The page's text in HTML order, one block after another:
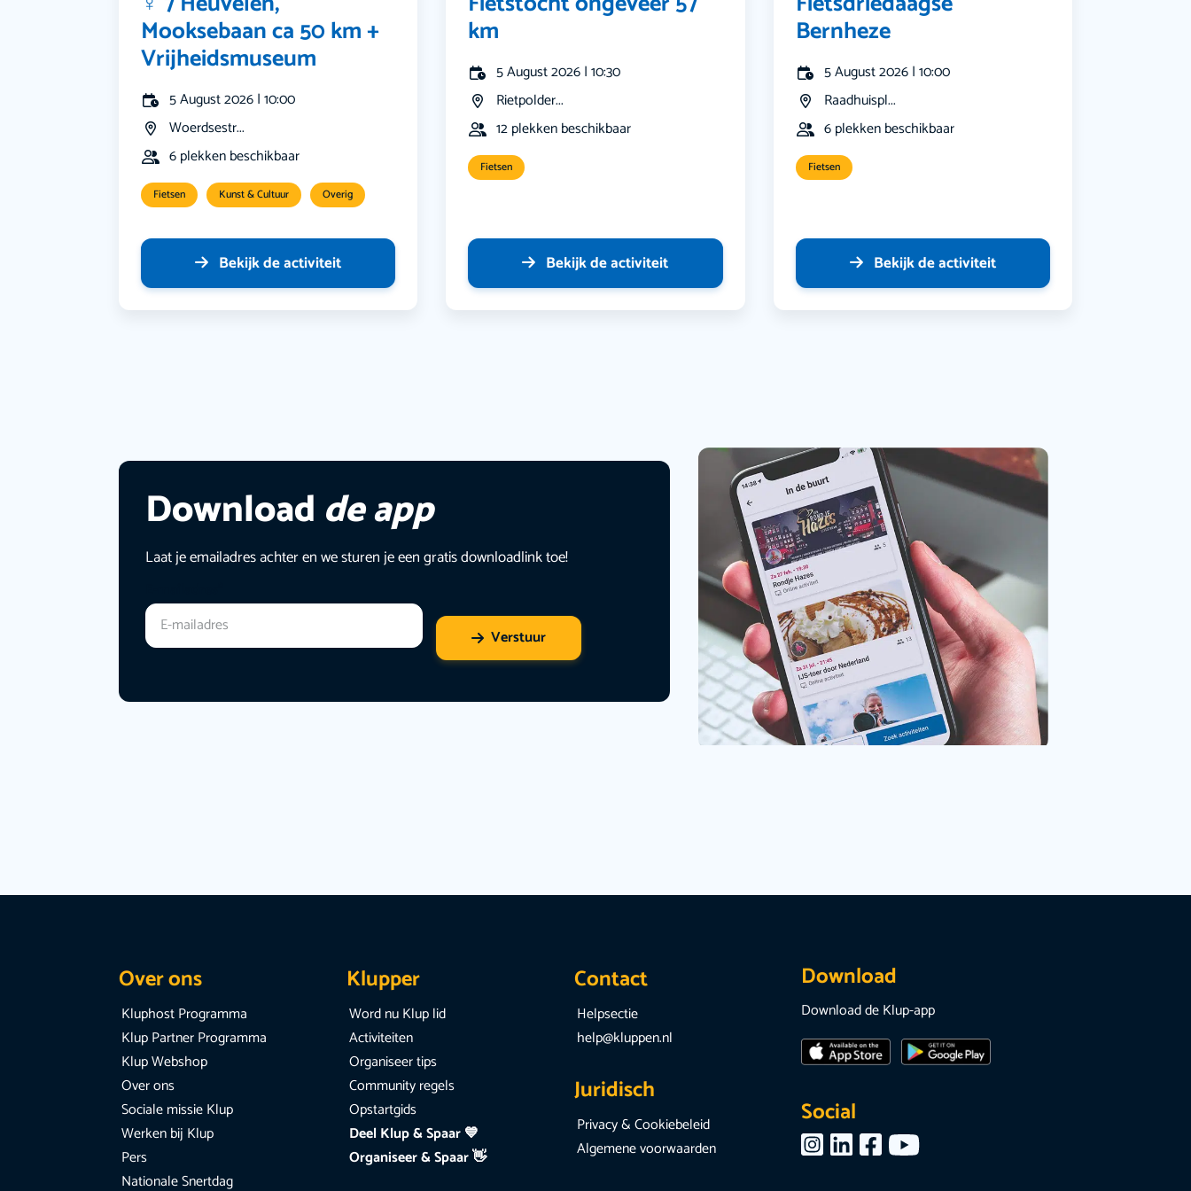
Mooksebaan ca 50 km +
Vrijheidsmuseum
5 August 2026 | 10:00
Woerdsestr...
6 plekken beschikbaar
Fietsen Kunst & Cultuur Overig
Bekijk de activiteit
km
5 August 2026 | 10:30
Rietpolder...
12 plekken beschikbaar
Fietsen
Bekijk de activiteit
Bernheze
5 August 2026 | 10:00
Raadhuispl...
6 plekken beschikbaar
Fietsen
Bekijk de activiteit
Download de app
Laat je emailadres achter en we sturen je een gratis downloadlink toe!
Verstuur
Over ons
Kluphost Programma
Klup Partner Programma
Klup Webshop
Over ons
Sociale missie Klup
Werken bij Klup
Pers
Nationale Snertdag
Klupper
Word nu Klup lid
Activiteiten
Organiseer tips
Community regels
Opstartgids
Deel Klup & Spaar 💙
Organiseer & Spaar 👋
Contact
Helpsectie
help@kluppen.nl
Juridisch
Privacy & Cookiebeleid
Algemene voorwaarden
Download
Download de Klup-app
Social